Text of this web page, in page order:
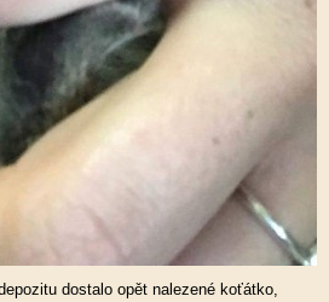
dostalo opět nalezené koťátko,